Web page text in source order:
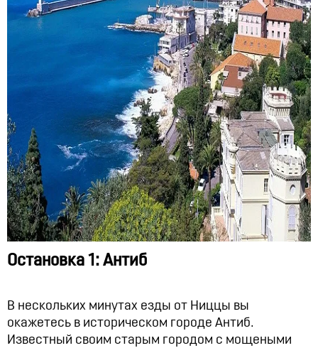
Остановка 1: Антиб
В нескольких минутах езды от Ниццы вы
окажетесь в историческом городе Антиб.
Известный своим старым городом с мощеными